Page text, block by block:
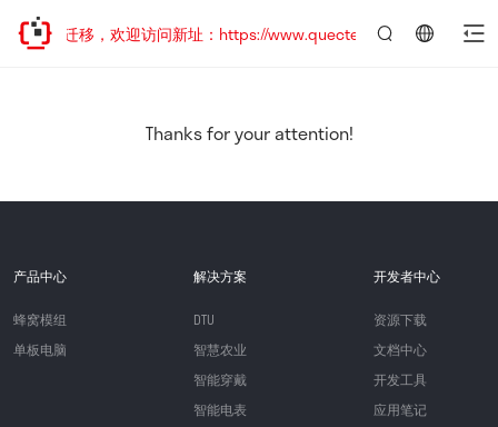
地址已迁移，欢迎访问新址：https://www.quectel.com.cn
Thanks for your attention!
产品中心
蜂窝模组
单板电脑
解决方案
DTU
智慧农业
智能穿戴
智能电表
开发者中心
资源下载
文档中心
开发工具
应用笔记